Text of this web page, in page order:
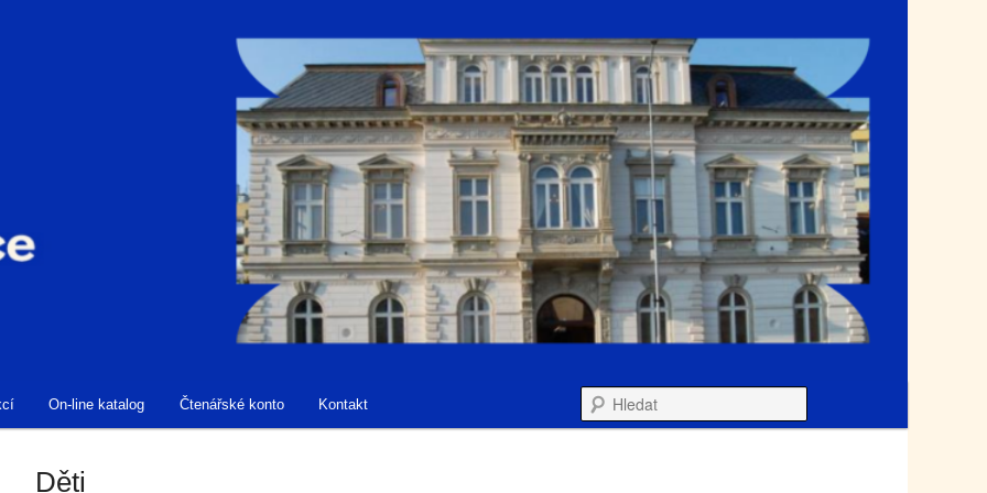
On-line katalog Čtenářské konto Kontakt
Děti